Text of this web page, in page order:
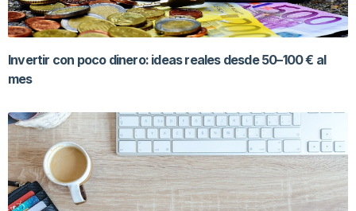
Invertir con poco dinero: ideas reales desde 50–100 € al
mes